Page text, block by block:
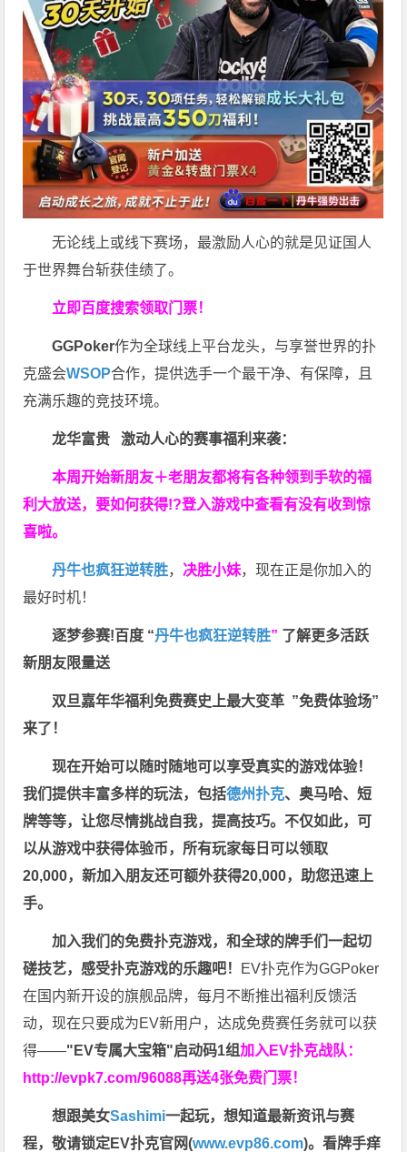
无论线上或线下赛场，最激励人心的就是见证国人
于世界舞台斩获佳绩了。
立即百度搜索领取门票！
GGPoker作为全球线上平台龙头，与享誉世界的扑
克盛会WSOP合作，提供选手一个最干净、有保障，且
充满乐趣的竞技环境。
龙华富贵 激动人心的赛事福利来袭：
本周开始新朋友＋老朋友都将有各种领到手软的福
利大放送，要如何获得!?登入游戏中查看有没有收到惊
喜啦。
丹牛也疯狂逆转胜， 决胜小妹，现在正是你加入的
最好时机！
逐梦参赛!百度 “丹牛也疯狂逆转胜” 了解更多活跃
新朋友限量送
双旦嘉年华福利免费赛史上最大变革 ”免费体验场”
来了！
现在开始可以随时随地可以享受真实的游戏体验！
我们提供丰富多样的玩法，包括德州扑克、奥马哈、短
牌等等，让您尽情挑战自我，提高技巧。不仅如此， 可
以从游戏中获得体验币，所有玩家每日可以领取
20,000，新加入朋友还可额外获得20,000，助您迅速上
手。
加入我们的免费扑克游戏，和全球的牌手们一起切
磋技艺，感受扑克游戏的乐趣吧！ EV扑克作为GGPoker
在国内新开设的旗舰品牌，每月不断推出福利反馈活
动，现在只要成为EV新用户，达成免费赛任务就可以获
得——"EV专属大宝箱"启动码1组加入EV扑克战队：
http://evpk7.com/96088再送4张免费门票！
想跟美女Sashimi一起玩，想知道最新资讯与赛
程，敬请锁定EV扑克官网(www.evp86.com)。看牌手痒